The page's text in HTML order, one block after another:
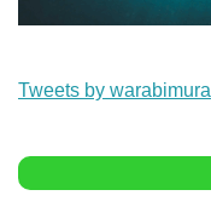
Tweets by warabimura